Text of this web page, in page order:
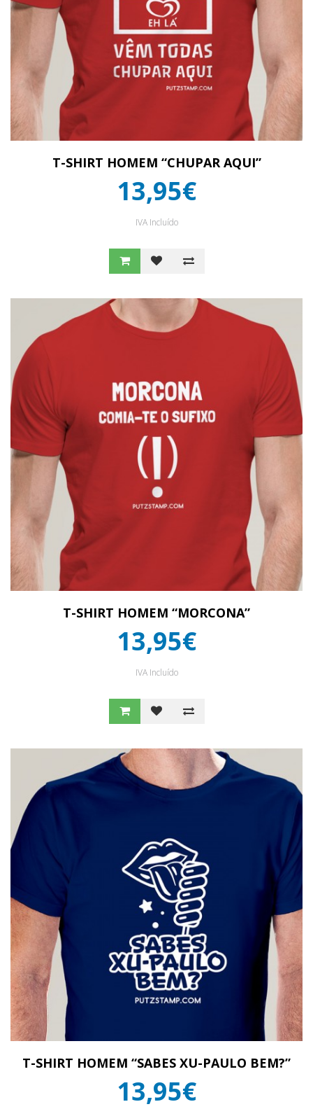
T-SHIRT HOMEM “CHUPAR AQUI”
13,95€
IVA Incluído
T-SHIRT HOMEM “MORCONA”
13,95€
IVA Incluído
T-SHIRT HOMEM “SABES XU-PAULO BEM?”
13,95€